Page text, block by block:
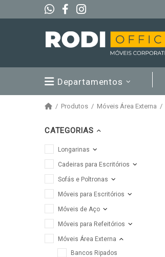
Departamentos
Produtos Móveis Área Externa
CATEGORIAS
Longarinas
Cadeiras para Escritórios
Sofás e Poltronas
Móveis para Escritórios
Móveis de Aço
Móveis para Refeitórios
Móveis Área Externa
Bancos Ripados